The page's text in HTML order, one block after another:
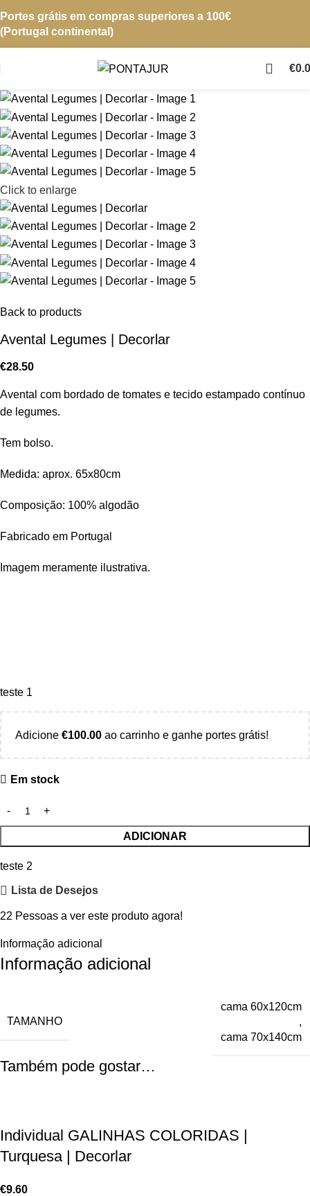
Portes grátis em compras superiores a 100€
(Portugal continental)
€
Click to enlarge
Back to products
Avental Legumes | Decorlar
€28.50
Avental com bordado de tomates e tecido estampado contínuo
de legumes.
Tem bolso.
Medida: aprox. 65x80cm
Composição: 100% algodão
Fabricado em Portugal
Imagem meramente ilustrativa.
teste 1
Adicione €100.00 ao carrinho e ganhe portes grátis!
Em stock
ADICIONAR
teste 2
Lista de Desejos
22 Pessoas a ver este produto agora!
Informação adicional
Informação adicional
TAMANHO
cama 60x120cm
,
cama 70x140cm
Também pode gostar…
Individual GALINHAS COLORIDAS |
Turquesa | Decorlar
€9.60